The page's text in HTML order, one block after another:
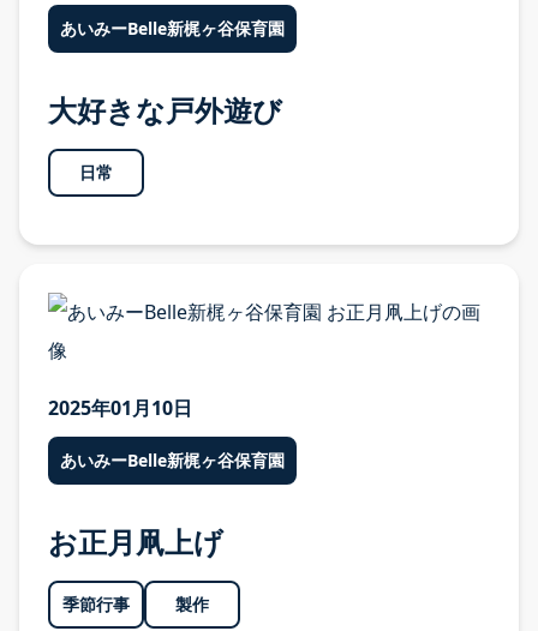
あいみーBelle新梶ヶ谷保育園
大好きな戸外遊び
日常
2025年01月10日
あいみーBelle新梶ヶ谷保育園
お正月凧上げ
季節行事 製作